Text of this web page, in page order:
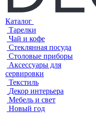
Каталог
Тарелки
Чай и кофе
Стеклянная посуда
Столовые приборы
Аксессуары для
сервировки
Текстиль
Декор интерьера
Мебель и свет
Новый год